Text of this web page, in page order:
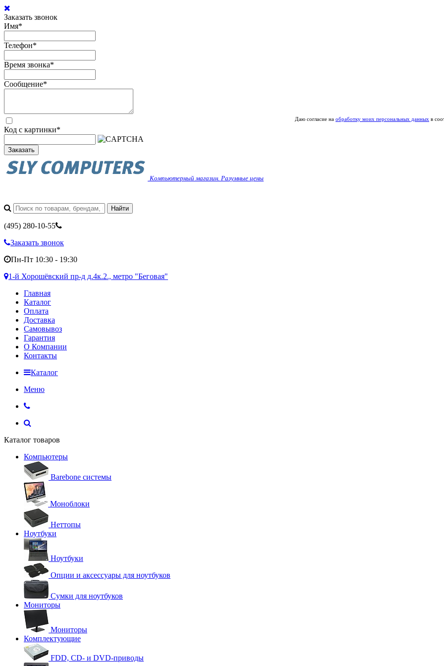
Заказать звонок
Имя*
Телефон*
Время звонка*
Сообщение*
Даю согласие на обработку моих персональных данных в
Код с картинки*
Заказать
Компьютерный магазин. Разумные цены
(495) 280-10-55
Заказать звонок
Пн-Пт 10:30 - 19:30
1-й Хорошёвский пр-д д.4к.2., метро "Беговая"
Главная
Каталог
Оплата
Доставка
Самовывоз
Гарантия
О Компании
Контакты
Каталог
Меню
Каталог товаров
Компьютеры
Barebone системы
Моноблоки
Неттопы
Ноутбуки
Ноутбуки
Опции и аксессуары для ноутбуков
Сумки для ноутбуков
Мониторы
Мониторы
Комплектующие
FDD, CD- и DVD-приводы